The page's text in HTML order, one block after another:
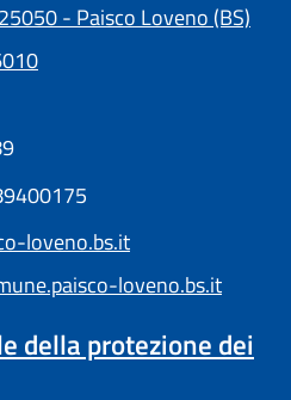
- Paisco Loveno (BS)
loveno.bs.it
loveno.bs.it
della protezione dei